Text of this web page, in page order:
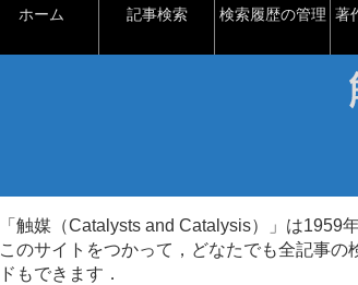
ホーム 記事検索 検索履歴の管理 著
「触媒（Catalysts and Catalysis）」は1959
このサイトをつかって，どなたでも全記事
ドもできます．